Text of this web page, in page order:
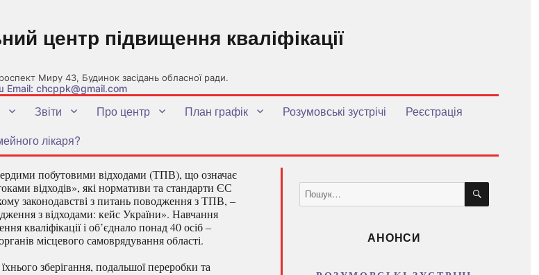
Миру 43, Будинок засідань обласної ради.
Email: chcppk@gmail.com
центр підвищення кваліфікації
Звіти Про центр План графік Розумовські зустрічі
Реєстрація
лікаря?
побутовими відходами (ТПВ), що означає
відходів», які нормативи та стандарти ЄС
законодавстві з питань поводження з ТПВ, ‒
з відходами: кейс України». Навчання
кваліфікації і об’єднало понад 40 осіб ‒
місцевого самоврядування області.
зберігання, подальшої переробки та
Пошук
за
ШУКАТИ
АНОНСИ